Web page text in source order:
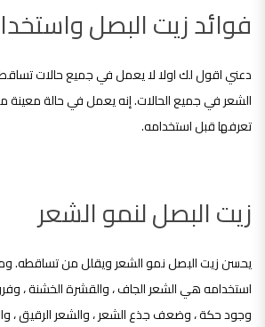
فوائد زيت البصل
دعني اقول لك اولا لا يعمل في جميع حالات
الشعر في جميع الحالات. إنه يعمل في حالة
تعرفها قبل استخدامه.
زيت البصل لنمو الشعر
يحسن زيت البصل نمو الشعر ويقلل من تساقطه.
استخدامه هي الشعر الجاف ، والقشرة الخشنة ،
وجود حكة ، وضعف جذع الشعر ، والشعر الرقيق ،